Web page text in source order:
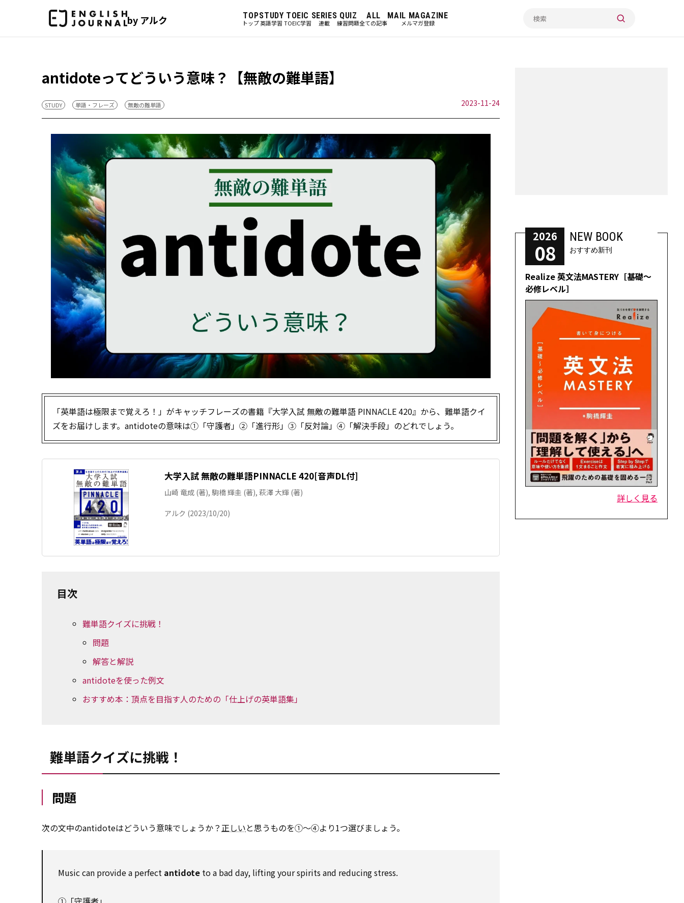
by アルク TOP
トップ
STUDY
英語学習
TOEIC
TOEIC学習
SERIES
連載
QUIZ
練習問題
ALL
全ての記事
MAIL MAGAZINE
メルマガ登録
antidoteってどういう意味？【無敵の難単語】
STUDY 単語・フレーズ 無敵の難単語 2023-11-24
「英単語は極限まで覚えろ！」がキャッチフレーズの書籍『大学入試 無敵の難単語 PINNACLE 420』から、難単語クイ
ズをお届けします。antidoteの意味は①「守護者」②「進行形」③「反対論」④「解決手段」のどれでしょう。
大学入試 無敵の難単語PINNACLE 420[音声DL付]
山崎 竜成 (著), 駒橋 輝圭 (著), 萩澤 大輝 (著)
アルク (2023/10/20)
目次
難単語クイズに挑戦！
問題
解答と解説
antidoteを使った例文
おすすめ本：頂点を目指す人のための「仕上げの英単語集」
難単語クイズに挑戦！
問題
次の文中のantidoteはどういう意味でしょうか？正しいと思うものを①～④より1つ選びましょう。
Music can provide a perfect antidote to a bad day, lifting your spirits and reducing stress.
2026
08
NEW BOOK
おすすめ新刊
Realize 英文法MASTERY［基礎～
必修レベル］
詳しく見る